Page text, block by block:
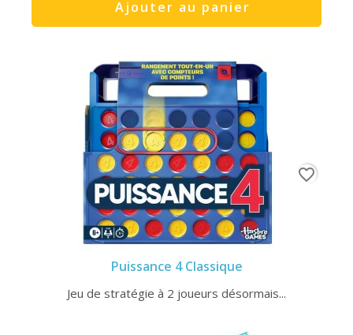
Ajouter au panier
Puissance 4 Classique
Jeu de stratégie à 2 joueurs désormais...
favorite_border